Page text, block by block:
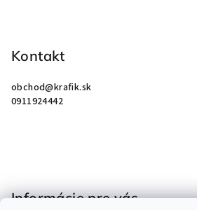
Kontakt
obchod@krafik.sk
0911924442
Informácie pre vás